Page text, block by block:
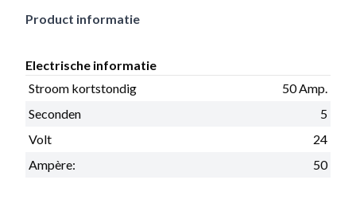
Product informatie
Electrische informatie
Stroom kortstondig
50 Amp.
Seconden
5
Volt
24
Ampère:
50